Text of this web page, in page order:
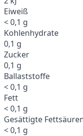
Eiweiß
< 0,1 g
Kohlenhydrate
0,1 g
Zucker
0,1 g
Ballaststoffe
< 0,1 g
Fett
< 0,1 g
Gesättigte
< 0,1 g